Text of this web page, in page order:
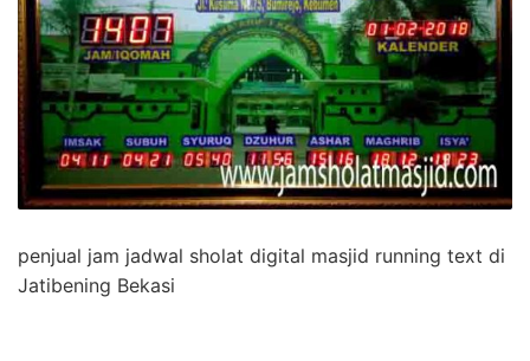
penjual jam jadwal sholat digital masjid running text di
Jatibening Bekasi